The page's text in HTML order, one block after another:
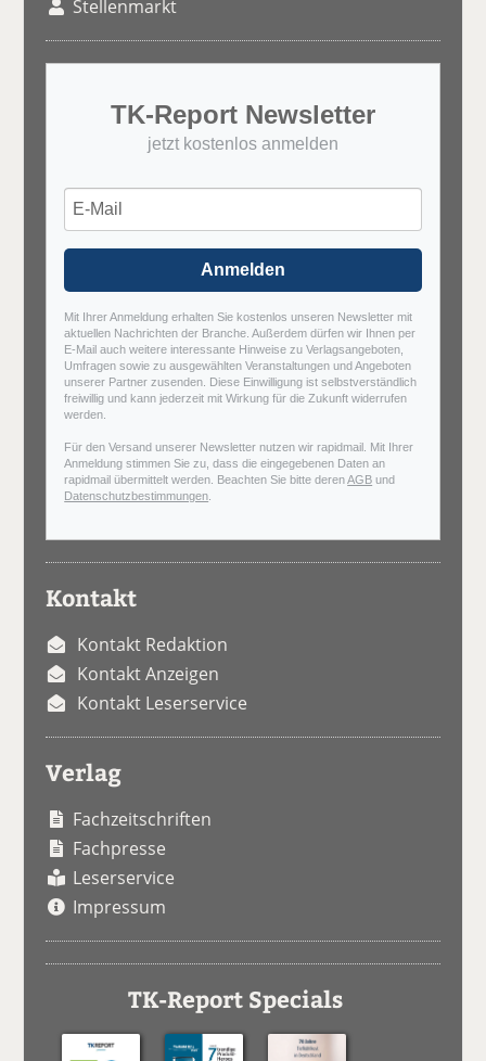
Stellenmarkt
TK-Report Newsletter
jetzt kostenlos anmelden
Anmelden
Mit Ihrer Anmeldung erhalten Sie kostenlos unseren Newsletter mit
aktuellen Nachrichten der Branche. Außerdem dürfen wir Ihnen per
E-Mail auch weitere interessante Hinweise zu Verlagsangeboten,
Umfragen sowie zu ausgewählten Veranstaltungen und Angeboten
unserer Partner zusenden. Diese Einwilligung ist selbstverständlich
freiwillig und kann jederzeit mit Wirkung für die Zukunft widerrufen
werden.
Für den Versand unserer Newsletter nutzen wir rapidmail. Mit Ihrer
Anmeldung stimmen Sie zu, dass die eingegebenen Daten an
rapidmail übermittelt werden. Beachten Sie bitte derenAGB und
Datenschutzbestimmungen
Kontakt
Kontakt Redaktion
Kontakt Anzeigen
Kontakt Leserservice
Verlag
Fachzeitschriften
Fachpresse
Leserservice
Impressum
TK-Report Specials